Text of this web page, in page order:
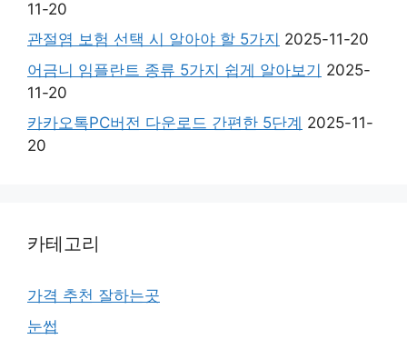
11-20
관절염 보험 선택 시 알아야 할 5가지 2025-11-20
어금니 임플란트 종류 5가지 쉽게 알아보기 2025-
11-20
카카오톡PC버전 다운로드 간편한 5단계 2025-11-
20
카테고리
가격 추천 잘하는곳
눈썹